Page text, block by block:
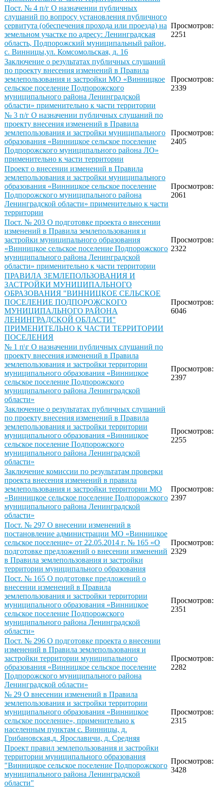
Пост. № 4 п/г О назначении публичных
слушаний по вопросу установления публичного
сервитута (обеспечения прохода или проезда) на
земельном участке по адресу: Ленинградская
область, Подпорожский муниципальный район,
с. Винницы,ул. Комсомольская, д. 16
Просмотров:
2251
Заключение о результатах публичных слушаний
по проекту внесения изменений в Правила
землепользования и застройки МО «Винницкое
сельское поселение Подпорожского
муниципального района Ленинградской
области» применительно к части территории
Просмотров:
2339
№ 3 п/г О назначении публичных слушаний по
проекту внесения изменений в Правила
землепользования и застройки муниципального
образования «Винницкое сельское поселение
Подпорожского муниципального района ЛО»
применительно к части территории
Просмотров:
2405
Проект о внесении изменений в Правила
землепользования и застройки муниципального
образования «Винницкое сельское поселение
Подпорожского муниципального района
Ленинградской области» применительно к части
территории
Просмотров:
2061
Пост. № 203 О подготовке проекта о внесении
изменений в Правила землепользования и
застройки муниципального образования
«Винницкое сельское поселение Подпорожского
муниципального района Ленинградской
области» применительно к части территории
Просмотров:
2322
ПРАВИЛА ЗЕМЛЕПОЛЬЗОВАНИЯ И
ЗАСТРОЙКИ МУНИЦИПАЛЬНОГО
ОБРАЗОВАНИЯ "ВИННИЦКОЕ СЕЛЬСКОЕ
ПОСЕЛЕНИЕ ПОДПОРОЖСКОГО
МУНИЦИПАЛЬНОГО РАЙОНА
ЛЕНИНГРАДСКОЙ ОБЛАСТИ"
ПРИМЕНИТЕЛЬНО К ЧАСТИ ТЕРРИТОРИИ
ПОСЕЛЕНИЯ
Просмотров:
6046
№ 1 п\г О назначении публичных слушаний по
проекту внесения изменений в Правила
землепользования и застройки территории
муниципального образования «Винницкое
сельское поселение Подпорожского
муниципального района Ленинградской
области»
Просмотров:
2397
Заключение о результатах публичных слушаний
по проекту внесения изменений в Правила
землепользования и застройки территории
муниципального образования «Винницкое
сельское поселение Подпорожского
муниципального района Ленинградской
области»
Просмотров:
2255
Заключение комиссии по результатам проверки
проекта внесения изменений в правила
землепользования и застройки территории МО
«Винницкое сельское поселение Подпорожского
муниципального района Ленинградской
области»
Просмотров:
2397
Пост. № 297 О внесении изменений в
постановление администрации МО «Винницкое
сельское поселение» от 22.05.2014 г. № 165 «О
подготовке предложений о внесении изменений
в Правила землепользования и застройки
территории муниципального образования
Просмотров:
2329
Пост. № 165 О подготовке предложений о
внесении изменений в Правила
землепользования и застройки территории
муниципального образования «Винницкое
сельское поселение Подпорожского
муниципального района Ленинградской
области»
Просмотров:
2351
Пост. № 296 О подготовке проекта о внесении
изменений в Правила землепользования и
застройки территории муниципального
образования «Винницкое сельское поселение
Подпорожского муниципального района
Ленинградской области»
Просмотров:
2282
№ 29 О внесении изменений в Правила
землепользования и застройки территории
муниципального образования «Винницкое
сельское поселение», применительно к
населенным пунктам с. Винницы, д.
Грибановская,д. Ярославичи, д. Средняя
Просмотров:
2315
Проект правил землепользования и застройки
территории муниципального образования
"Винницкое сельское поселение Подпорожского
муниципального района Ленинградской
области"
Просмотров:
3428